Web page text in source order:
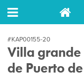
#KAP00155-20
Villa grande
de Puerto